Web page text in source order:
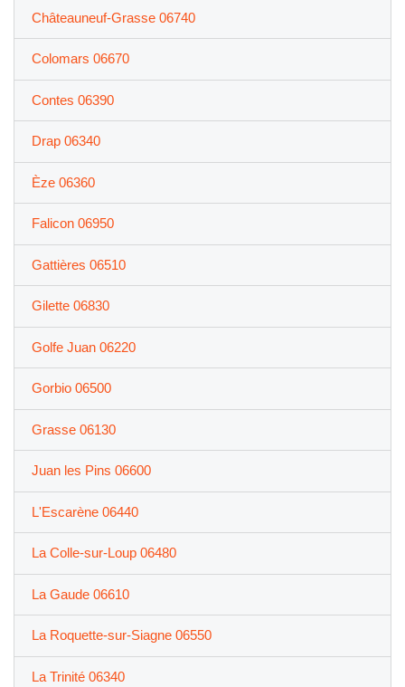
Châteauneuf-Grasse 06740
Colomars 06670
Contes 06390
Drap 06340
Èze 06360
Falicon 06950
Gattières 06510
Gilette 06830
Golfe Juan 06220
Gorbio 06500
Grasse 06130
Juan les Pins 06600
L'Escarène 06440
La Colle-sur-Loup 06480
La Gaude 06610
La Roquette-sur-Siagne 06550
La Trinité 06340